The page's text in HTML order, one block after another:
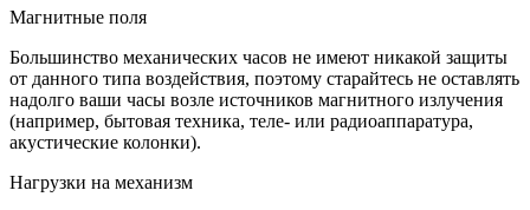
Магнитные поля
Большинство механических часов не имеют никакой защиты
от данного типа воздействия, поэтому старайтесь не оставлять
надолго ваши часы возле источников магнитного излучения
(например, бытовая техника, теле- или радиоаппаратура,
акустические колонки).
Нагрузки на механизм